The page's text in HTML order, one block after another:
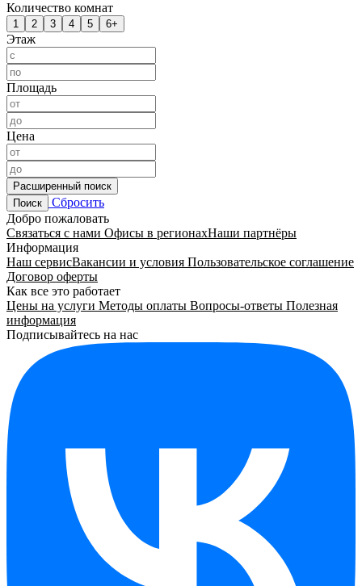
Количество комнат
1 2 3 4 5 6+
Этаж
Площадь
Цена
Расширенный поиск
Поиск
Сбросить
Добро пожаловать
Связаться с нами Офисы в регионахНаши партнёры
Информация
Наш сервисВакансии и условия Пользовательское соглашение
Договор оферты
Как все это работает
Цены на услуги Методы оплаты Вопросы-ответы Полезная
информация
Подписывайтесь на нас